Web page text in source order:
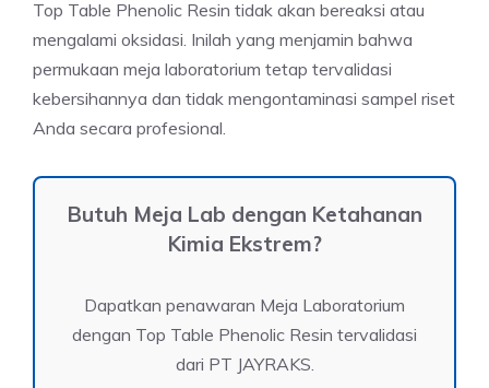
Top Table Phenolic Resin tidak akan bereaksi atau
mengalami oksidasi. Inilah yang menjamin bahwa
permukaan meja laboratorium tetap tervalidasi
kebersihannya dan tidak mengontaminasi sampel riset
Anda secara profesional.
Butuh Meja Lab dengan Ketahanan
Kimia Ekstrem?
Dapatkan penawaran Meja Laboratorium
dengan Top Table Phenolic Resin tervalidasi
dari PT JAYRAKS